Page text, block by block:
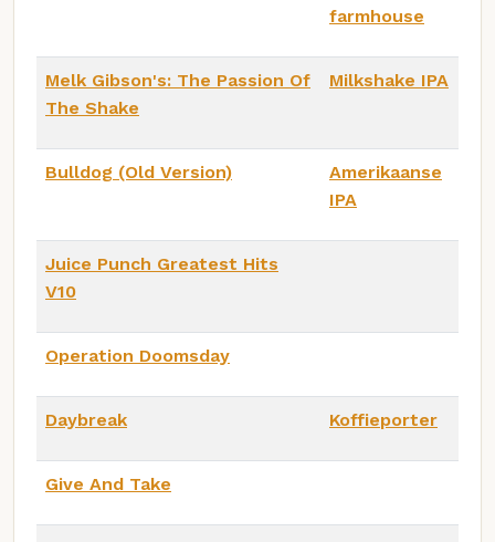
farmhouse
Melk Gibson's: The Passion Of
The Shake
Milkshake IPA
Bulldog (Old Version)
Amerikaanse
IPA
Juice Punch Greatest Hits
V10
Operation Doomsday
Daybreak Koffieporter
Give And Take